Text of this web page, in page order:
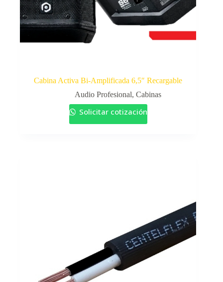
Cabina Activa Bi-Amplificada 6,5″ Recargable
Audio Profesional,Cabinas
Solicitar cotización